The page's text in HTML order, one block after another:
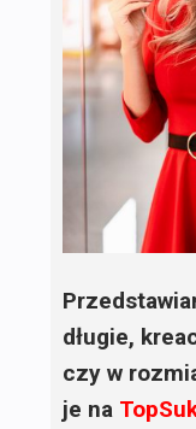
długie,
czy w
je na